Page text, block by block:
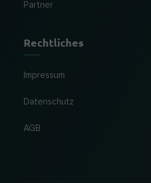
Partner
Rechtliches
Impressum
Datenschutz
AGB